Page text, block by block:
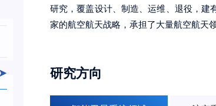
研究，覆盖设计、制造、运维、退役，建
家的航空航天战略，承担了大量航空航天
研究方向